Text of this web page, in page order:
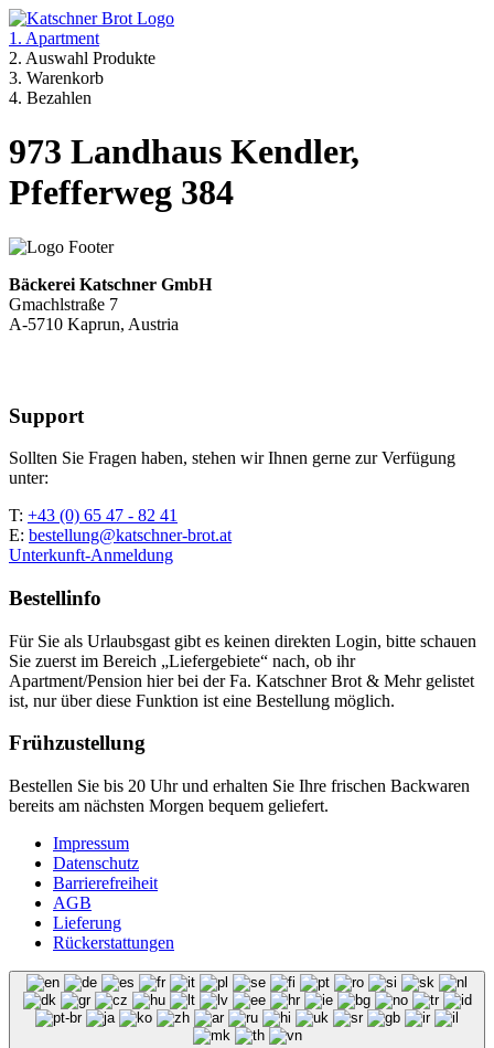
1. Apartment
2. Auswahl Produkte
3. Warenkorb
4. Bezahlen
973 Landhaus Kendler,
Pfefferweg 384
Bäckerei Katschner GmbH
Gmachlstraße 7
A-5710 Kaprun, Austria
Support
Sollten Sie Fragen haben, stehen wir Ihnen gerne zur Verfügung
unter:
T: +43 (0) 65 47 - 82 41
E: bestellung@katschner-brot.at
Unterkunft-Anmeldung
Bestellinfo
Für Sie als Urlaubsgast gibt es keinen direkten Login, bitte schauen
Sie zuerst im Bereich „Liefergebiete“ nach, ob ihr
Apartment/Pension hier bei der Fa. Katschner Brot & Mehr gelistet
ist, nur über diese Funktion ist eine Bestellung möglich.
Frühzustellung
Bestellen Sie bis 20 Uhr und erhalten Sie Ihre frischen Backwaren
bereits am nächsten Morgen bequem geliefert.
Impressum
Datenschutz
Barrierefreiheit
AGB
Lieferung
Rückerstattungen